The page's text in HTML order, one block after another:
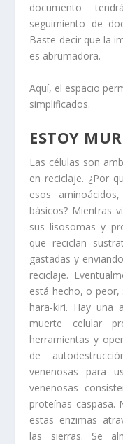
documento
seguimiento de
Baste decir que la
es abrumadora.
Aquí, el espacio
simplificados.
ESTOY
Las células son
en reciclaje. ¿Por
esos
básicos? Mientras
sus lisosomas y
que reciclan
gastadas y
reciclaje.
está hecho, o
hara-kiri. Hay una
muerte celular
herramientas y
de
venenosas para
venenosas
proteínas caspasa.
estas enzimas
las sierras. Se